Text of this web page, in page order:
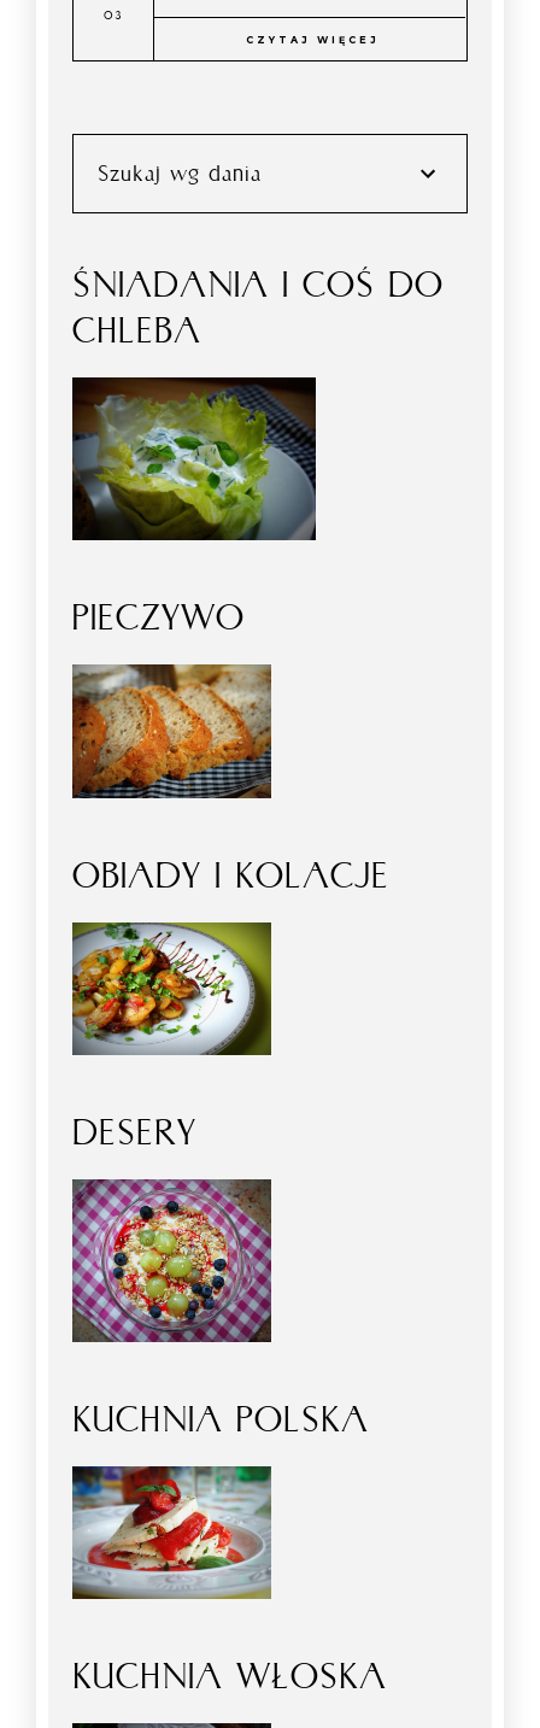
CZYTAJ WIĘCEJ
Szukaj wg dania
ŚNIADANIA I COŚ DO
CHLEBA
PIECZYWO
OBIADY I KOLACJE
DESERY
KUCHNIA POLSKA
KUCHNIA WŁOSKA